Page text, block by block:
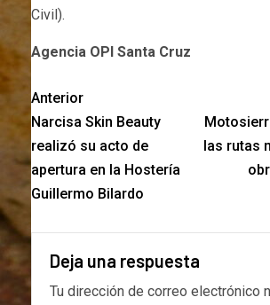
Civil).
Agencia OPI Santa Cruz
Anterior
Narcisa Skin Beauty
realizó su acto de
apertura en la Hostería
Guillermo Bilardo
las rutas
Deja una respuesta
Tu dirección de correo electrónico